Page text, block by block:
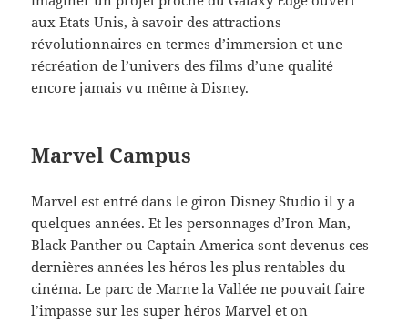
aux Etats Unis, à savoir des attractions
révolutionnaires en termes d’immersion et une
récréation de l’univers des films d’une qualité
encore jamais vu même à Disney.
Marvel Campus
Marvel est entré dans le giron Disney Studio il y a
quelques années. Et les personnages d’Iron Man,
Black Panther ou Captain America sont devenus ces
dernières années les héros les plus rentables du
cinéma. Le parc de Marne la Vallée ne pouvait faire
l’impasse sur les super héros Marvel et on